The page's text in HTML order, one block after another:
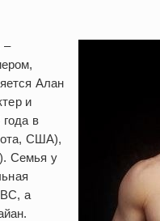
–
Алан
и
в
США),
Семья у
а